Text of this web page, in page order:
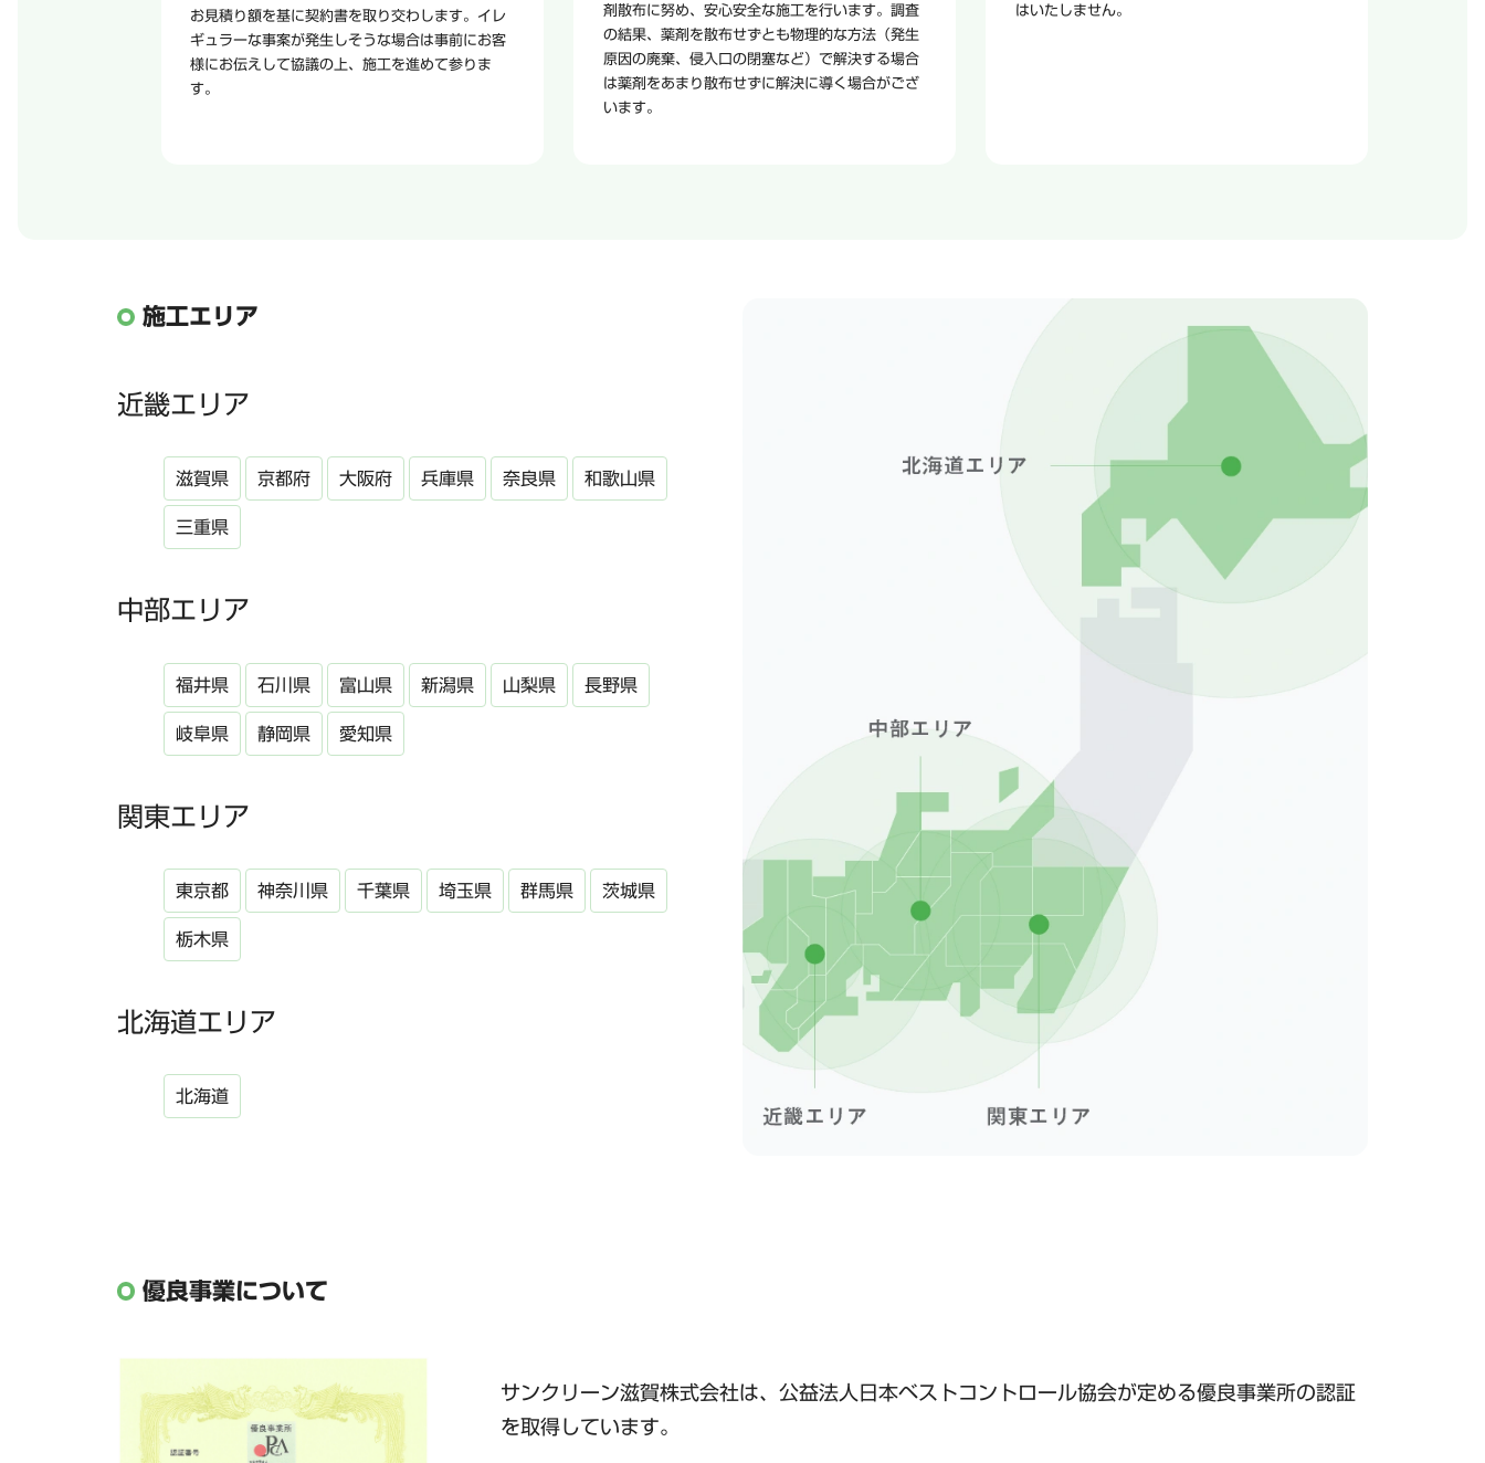
お見積り額を基に契約書を取り交わします。イレ
ギュラーな事案が発生しそうな場合は事前にお客
様にお伝えして協議の上、施工を進めて参りま
す。
剤散布に努め、安心安全な施工を行います。調査
の結果、薬剤を散布せずとも物理的な方法（発生
原因の廃棄、侵入口の閉塞など）で解決する場合
は薬剤をあまり散布せずに解決に導く場合がござ
います。
はいたしません。
施工エリア
近畿エリア
滋賀県 京都府 大阪府 兵庫県 奈良県 和歌山県
三重県
中部エリア
福井県 石川県 富山県 新潟県 山梨県 長野県
岐阜県 静岡県 愛知県
関東エリア
東京都 神奈川県 千葉県 埼玉県 群馬県 茨城県
栃木県
北海道エリア
北海道
優良事業について
サンクリーン滋賀株式会社は、公益法人日本ベストコントロール協会が定める優良事業所の認証
を取得しています。